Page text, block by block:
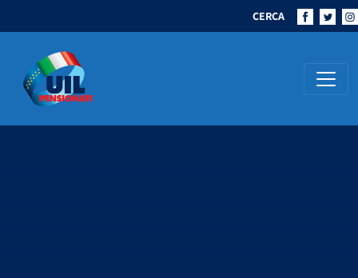
CERCA
Navigazione principale